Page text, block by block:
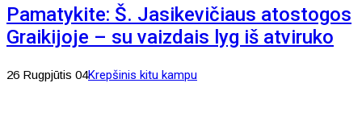
Pamatykite: Š. Jasikevičiaus atostogos
Graikijoje – su vaizdais lyg iš atviruko
26 Rugpjūtis 04Krepšinis kitu kampu